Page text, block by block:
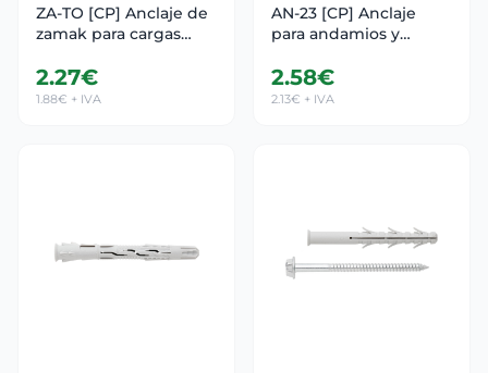
ZA-TO [CP] Anclaje de
zamak para cargas
materiales macizos o
huecos. Tornillo
2.27€
1.88€ + IVA
AN-23 [CP] Anclaje
para andamios y
ojo 23 mm
2.58€
2.13€ + IVA